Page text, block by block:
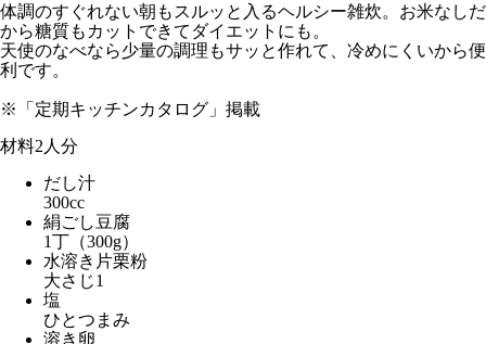
体調のすぐれない朝もスルッと入るヘルシー雑炊。お米なしだ
から糖質もカットできてダイエットにも。
天使のなべなら少量の調理もサッと作れて、冷めにくいから便
利です。
※「定期キッチンカタログ」掲載
材料2人分
だし汁
300cc
絹ごし豆腐
1丁（300g）
水溶き片栗粉
大さじ1
塩
ひとつまみ
溶き卵